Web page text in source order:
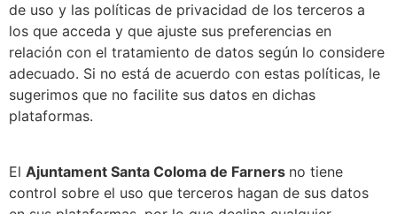
de uso y las políticas de privacidad de los terceros a
los que acceda y que ajuste sus preferencias en
relación con el tratamiento de datos según lo considere
adecuado. Si no está de acuerdo con estas políticas, le
sugerimos que no facilite sus datos en dichas
plataformas.
El Ajuntament Santa Coloma de Farners no tiene
control sobre el uso que terceros hagan de sus datos